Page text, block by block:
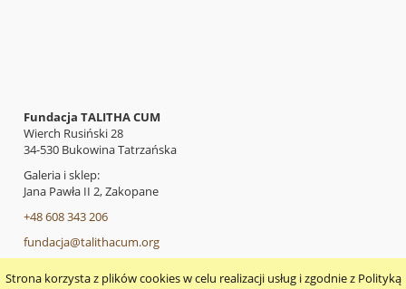
Strona korzysta z plików cookies w celu realizacji usług i zgodnie z Polityką
Fundacja TALITHA CUM
Wierch Rusiński 28
34-530 Bukowina Tatrzańska
Galeria i sklep:
Jana Pawła II 2, Zakopane
+48 608 343 206
fundacja@talithacum.org